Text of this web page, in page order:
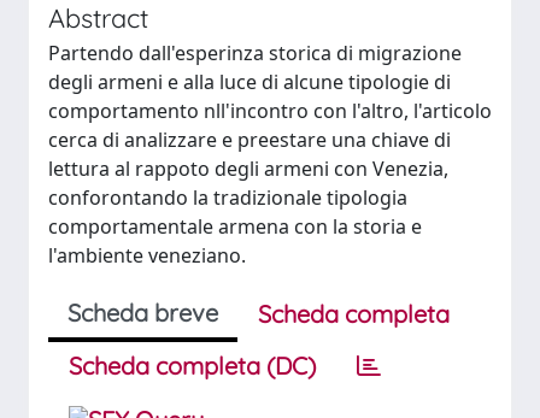
Abstract
Partendo dall'esperinza storica di migrazione
degli armeni e alla luce di alcune tipologie di
comportamento nll'incontro con l'altro, l'articolo
cerca di analizzare e preestare una chiave di
lettura al rappoto degli armeni con Venezia,
conforontando la tradizionale tipologia
comportamentale armena con la storia e
l'ambiente veneziano.
Scheda breve
Scheda completa
Scheda completa (DC)